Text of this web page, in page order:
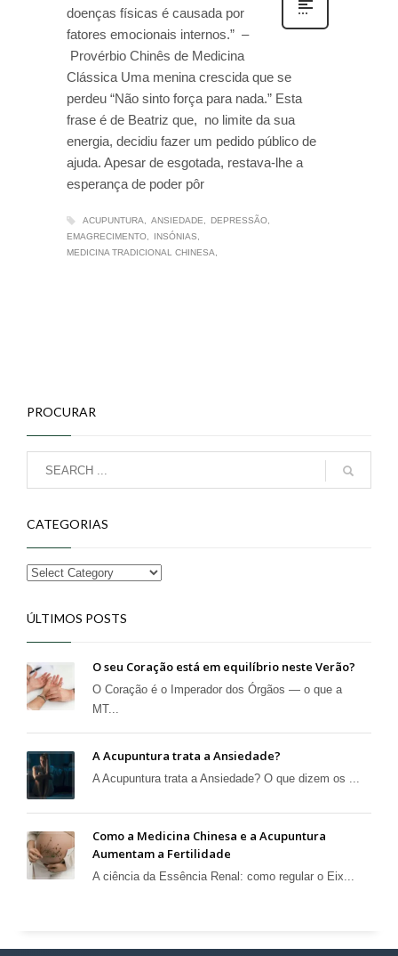
doenças físicas é causada por
fatores emocionais internos.” –
Provérbio Chinês de Medicina
Clássica Uma menina crescida que se
perdeu “Não sinto força para nada.” Esta
frase é de Beatriz que, no limite da sua
energia, decidiu fazer um pedido público de
ajuda. Apesar de esgotada, restava-lhe a
esperança de poder pôr
ACUPUNTURA ANSIEDADE
DEPRESSÃO
EMAGRECIMENTO
INSÓNIAS
MEDICINA TRADICIONAL CHINESA
PROCURAR
CATEGORIAS
ÚLTIMOS POSTS
O seu Coração está em equilíbrio neste Verão?
O Coração é o Imperador dos Órgãos — o que a
MT...
A Acupuntura trata a Ansiedade?
A Acupuntura trata a Ansiedade? O que dizem os ...
Como a Medicina Chinesa e a Acupuntura
Aumentam a Fertilidade
A ciência da Essência Renal: como regular o Eix...